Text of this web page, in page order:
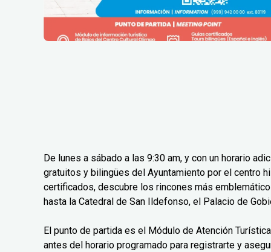
De lunes a sábado a las 9:30 am, y con un horario
gratuitos y bilingües del Ayuntamiento por el centro
certificados, descubre los rincones más
hasta la Catedral de San Ildefonso, el Palacio de
El punto de partida es el Módulo de Atención
antes del horario programado para registrarte y